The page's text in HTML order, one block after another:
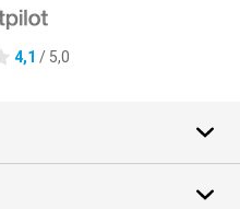
4,1 / 5,0